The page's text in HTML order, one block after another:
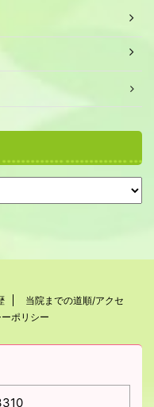
当院までの道順/アクセ
ポリシー